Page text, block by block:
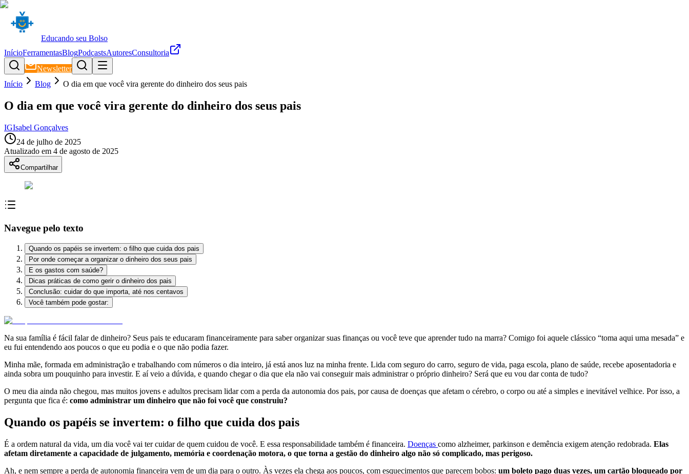
Educando seu Bolso
InícioFerramentasBlogPodcastsAutoresConsultoria
Newsletter
Início
Blog O dia em que você vira gerente do dinheiro dos seus pais
O dia em que você vira gerente do dinheiro dos seus pais
IGIsabel Gonçalves
24 de julho de 2025
Atualizado em 4 de agosto de 2025
Compartilhar
Navegue pelo texto
Quando os papéis se invertem: o filho que cuida dos pais
Por onde começar a organizar o dinheiro dos seus pais
E os gastos com saúde?
Dicas práticas de como gerir o dinheiro dos pais
Conclusão: cuidar do que importa, até nos centavos
Você também pode gostar:
Na sua família é fácil falar de dinheiro? Seus pais te educaram financeiramente para saber organizar suas finanças ou você teve que aprender tudo na marra? Comigo foi aquele clássico “toma aqui uma mesada” e
eu fui entendendo aos poucos o que eu podia e o que não podia fazer.
Minha mãe, formada em administração e trabalhando com números o dia inteiro, já está anos luz na minha frente. Lida com seguro do carro, seguro de vida, paga escola, plano de saúde, recebe aposentadoria e
ainda sobra um pouquinho para investir. E aí veio a dúvida, e quando chegar o dia que ela não vai conseguir mais administrar o próprio dinheiro? Será que eu vou dar conta de tudo?
O meu dia ainda não chegou, mas muitos jovens e adultos precisam lidar com a perda da autonomia dos pais, por causa de doenças que afetam o cérebro, o corpo ou até a simples e inevitável velhice. Por isso, a
pergunta que fica é: como administrar um dinheiro que não foi você que construiu?
Quando os papéis se invertem: o filho que cuida dos pais
É a ordem natural da vida, um dia você vai ter cuidar de quem cuidou de você. E essa responsabilidade também é financeira. Doenças como alzheimer, parkinson e demência exigem atenção redobrada. Elas
afetam diretamente a capacidade de julgamento, memória e coordenação motora, o que torna a gestão do dinheiro algo não só complicado, mas perigoso.
Ah, e nem sempre a perda de autonomia financeira vem de um dia para o outro. Às vezes ela chega aos poucos, com esquecimentos que parecem bobos: um boleto pago duas vezes, um cartão bloqueado por